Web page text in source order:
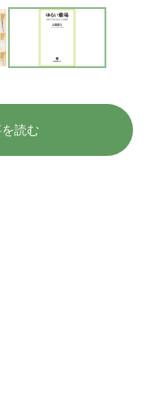
読む